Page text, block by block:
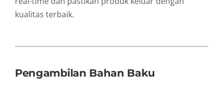
kualitas terbaik.
Pengambilan Bahan Baku